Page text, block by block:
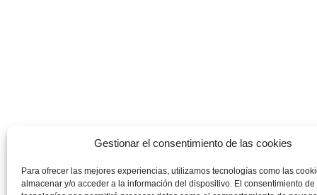
Gestionar el consentimiento de las cookies
Para ofrecer las mejores experiencias, utilizamos tecnologías como las
almacenar y/o acceder a la información del dispositivo. El consentimiento de